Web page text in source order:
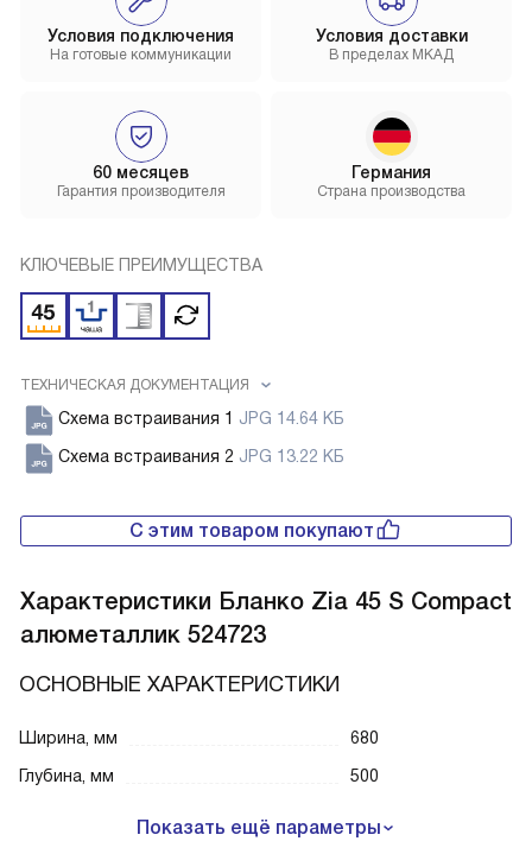
Условия доставки
В пределах МКАД
60 месяцев
Гарантия производителя
Условия подключения
На готовые коммуникации
Германия
Страна производства
КЛЮЧЕВЫЕ ПРЕИМУЩЕСТВА
ТЕХНИЧЕСКАЯ ДОКУМЕНТАЦИЯ
Схема встраивания 1 JPG 14.64 КБ
Схема встраивания 2 JPG 13.22 КБ
С этим товаром покупают
Характеристики Бланко Zia 45 S Compact
алюметаллик 524723
ОСНОВНЫЕ ХАРАКТЕРИСТИКИ
Ширина, мм
680
Глубина, мм
500
Показать ещё параметры